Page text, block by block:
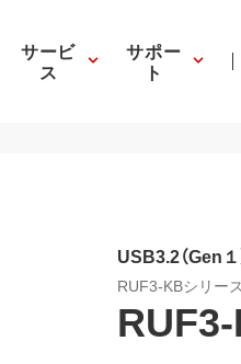
サービ
ス
サポー
ト
USB3.2（Gen
RUF3-KBシリー